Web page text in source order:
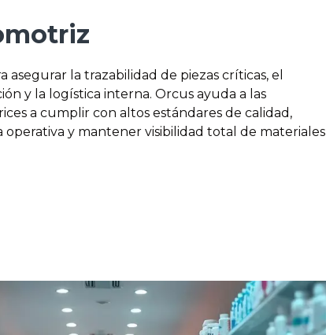
asegurar la trazabilidad de piezas críticas, el
y la logística interna. Orcus ayuda a las
a cumplir con altos estándares de calidad,
operativa y mantener visibilidad total de materiales